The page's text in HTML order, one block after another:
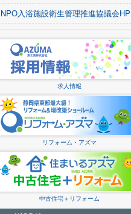
NPO入浴施設衛生管理推進協議会HP
求人情報
リフォーム・アズマ
中古住宅＋リフォーム